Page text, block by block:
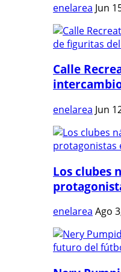
enelarea Jun
Calle
enelarea Jun
Los clubes
enelarea Ago